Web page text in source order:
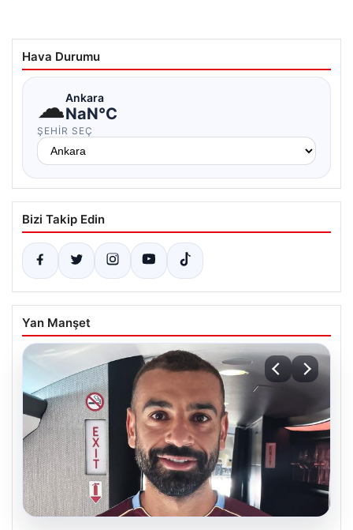
Hava Durumu
☁Ankara
NaN°C
ŞEHIR SEÇ
Bizi Takip Edin
Yan Manşet